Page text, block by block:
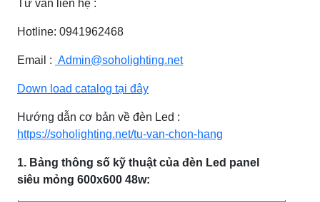
Tư vấn liên hệ :
Hotline: 0941962468
Email : Admin@soholighting.net
Down load catalog tại đây
Hướng dẫn cơ bản về đèn Led :
https://soholighting.net/tu-van-chon-hang
1. Bảng thông số kỹ thuật của đèn Led panel
siêu mỏng 600x600 48w: